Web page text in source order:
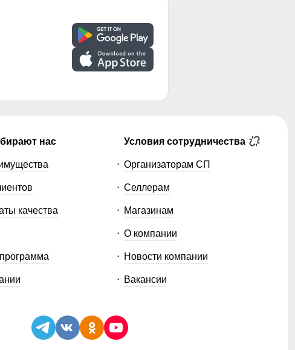
нас
качества
Условия сотрудничества
Организаторам СП
Селлерам
Магазинам
О компании
Новости компании
Вакансии